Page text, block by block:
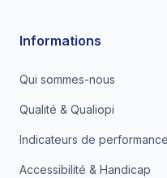
Informations
Qui sommes-nous
Qualité & Qualiopi
Indicateurs de performance
Accessibilité & Handicap